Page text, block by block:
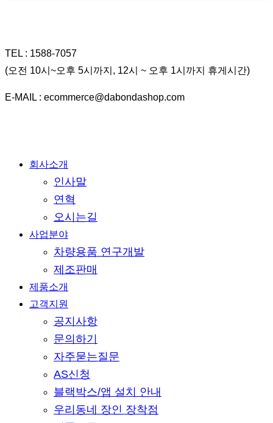
TEL : 1588-7057
(오전 10시~오후 5시까지, 12시 ~ 오후 1시까지 휴게시간)
E-MAIL : ecommerce@dabondashop.com
Close 회사소개
인사말
연혁
오시는길
사업분야
차량용품 연구개발
제조판매
제품소개
고객지원
공지사항
문의하기
자주묻는질문
AS신청
블랙박스/앱 설치 안내
우리동네 장인 장착점